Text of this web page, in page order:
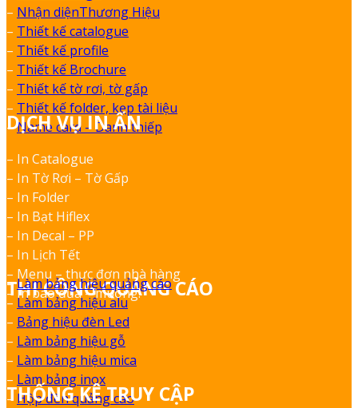
– Nhận diệnThương Hiệu
– Thiết kế catalogue
– Thiết kế profile
– Thiết kế Brochure
– Thiết kế tờ rơi, tờ gấp
– Thiết kế folder, kẹp tài liệu
–Name card – Danh thiếp
DỊCH VỤ IN ẤN
– In Catalogue
– In Tờ Rơi – Tờ Gấp
– In Folder
– In Bạt Hiflex
– In Decal – PP
– In Lịch Tết
– Menu – thực đơn nhà hàng
– In bao đũa – muỗng.
THI CÔNG QUẢNG CÁO
–Làm bảng hiệu quảng cáo
– Làm bảng hiệu alu
– Bảng hiệu đèn Led
– Làm bảng hiệu gỗ
– Làm bảng hiệu mica
– Làm bảng inox
– Hộp đèn quảng cáo
THỐNG KÊ TRUY CẬP